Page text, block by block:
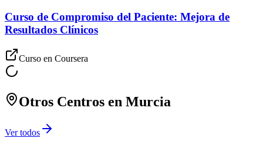
Curso de Compromiso del Paciente: Mejora de
Resultados Clínicos
Curso en Coursera
Otros Centros en Murcia
Ver todos